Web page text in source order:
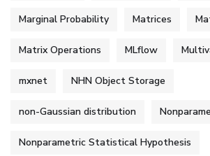
Marginal Probability Matrices
Matrix Operations MLflow
mxnet NHN Object Storage
non-Gaussian distribution
Nonparametric Statistical Hypothesis